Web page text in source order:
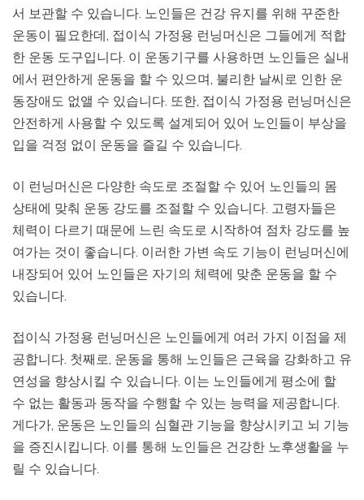
서 보관할 수 있습니다. 노인들은 건강 유지를 위해 꾸준한
운동이 필요한데, 접이식 가정용 런닝머신은 그들에게 적합
한 운동 도구입니다. 이 운동기구를 사용하면 노인들은 실내
에서 편안하게 운동을 할 수 있으며, 불리한 날씨로 인한 운
동장애도 없앨 수 있습니다. 또한, 접이식 가정용 런닝머신은
안전하게 사용할 수 있도록 설계되어 있어 노인들이 부상을
입을 걱정 없이 운동을 즐길 수 있습니다.
이 런닝머신은 다양한 속도로 조절할 수 있어 노인들의 몸
상태에 맞춰 운동 강도를 조절할 수 있습니다. 고령자들은
체력이 다르기 때문에 느린 속도로 시작하여 점차 강도를 높
여가는 것이 좋습니다. 이러한 가변 속도 기능이 런닝머신에
내장되어 있어 노인들은 자기의 체력에 맞춘 운동을 할 수
있습니다.
접이식 가정용 런닝머신은 노인들에게 여러 가지 이점을 제
공합니다. 첫째로, 운동을 통해 노인들은 근육을 강화하고 유
연성을 향상시킬 수 있습니다. 이는 노인들에게 평소에 할
수 없는 활동과 동작을 수행할 수 있는 능력을 제공합니다.
게다가, 운동은 노인들의 심혈관 기능을 향상시키고 뇌 기능
을 증진시킵니다. 이를 통해 노인들은 건강한 노후생활을 누
릴 수 있습니다.